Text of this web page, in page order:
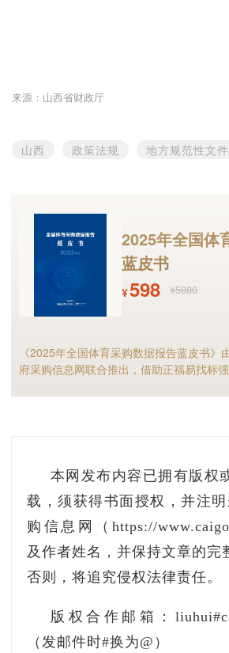
来源：山西省财政厅
山西 政策法规 地方规范性文件
2025年全国体
蓝皮书
¥598 ¥5980
《2025年全国体育采购数据报告蓝皮书》
府采购信息网联合推出，借助正福易找标
本网发布内容已拥有版权
载，须获得书面授权，并注
购信息网（https://
及作者姓名，并保持文章的完
否则，将追究侵权法律责任。
版权合作邮箱：
（发邮件时#换为@）